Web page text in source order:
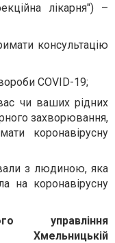
лікарня") –
консультацію
COVID-19;
чи ваших рідних
захворювання,
коронавірусну
з людиною, яка
на коронавірусну
управління
Хмельницькій